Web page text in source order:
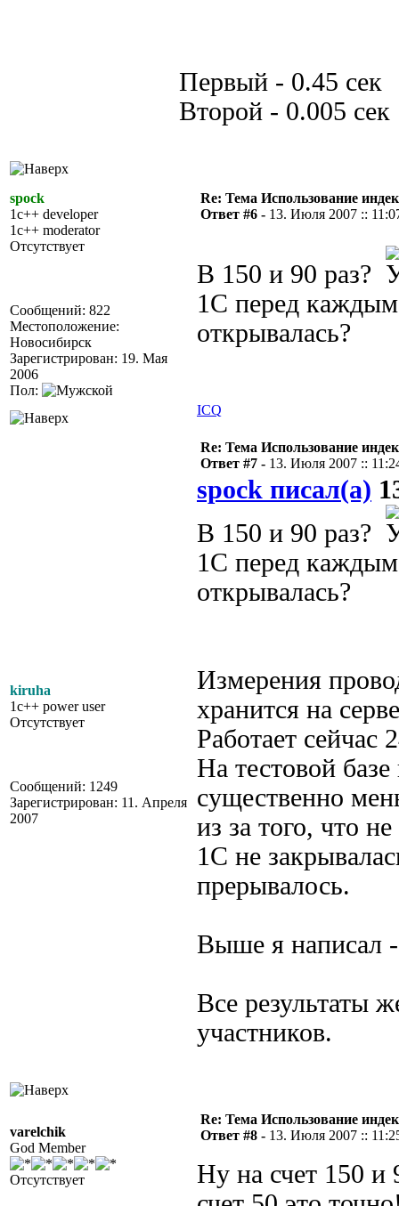
Первый - 0.45 сек
Второй - 0.005 сек
spock
1c++ developer
1c++ moderator
Отсутствует
Сообщений: 822
Местоположение:
Новосибирск
Зарегистрирован: 19. Мая
2006
Пол:
Re: Тема Использование
Ответ #6 - 13. Июля 2007 ::
В 150 и 90 раз?
1С перед каждым
открывалась?
ICQ
kiruha
1c++ power user
Отсутствует
Сообщений: 1249
Зарегистрирован: 11. Апреля
2007
Re: Тема Использование
Ответ #7 - 13. Июля 2007 ::
spock писал(а)
В 150 и 90 раз?
1С перед каждым
открывалась?
Измерения
хранится на
Работает сейчас
На тестовой
существенно
из за того, что
1С не
прерывалось.
Выше я написал -
Все результаты
участников.
varelchik
God Member
Отсутствует
Re: Тема Использование
Ответ #8 - 13. Июля 2007 ::
Ну на счет 150 и